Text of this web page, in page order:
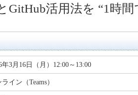
GitHub活用法を “1時
年3月16日（月）12:00～13:00
イン（Teams）